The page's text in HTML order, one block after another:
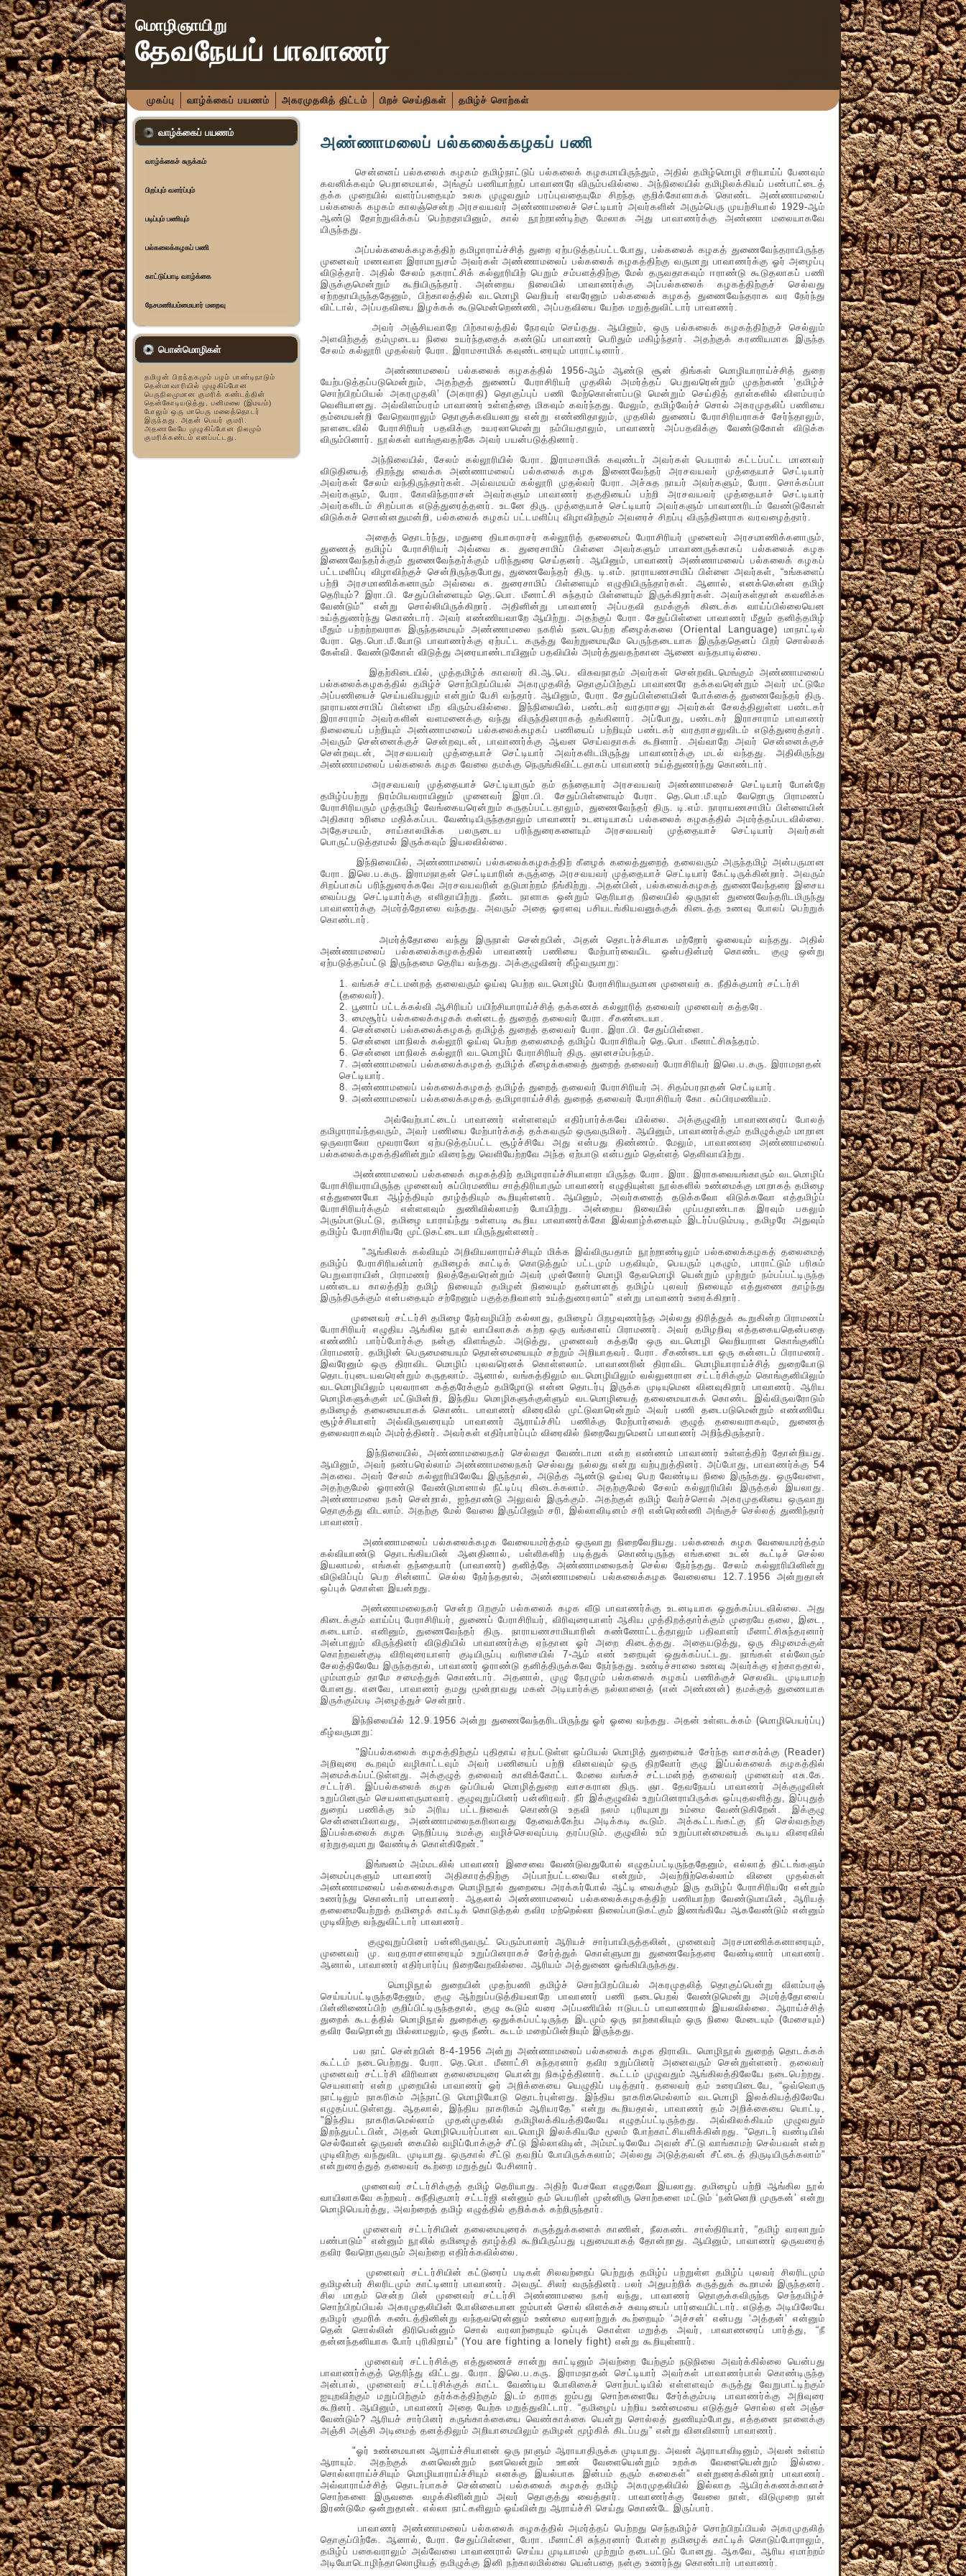
மொழிஞாயிறு
தேவநேயப் பாவாணர்
முகப்பு வாழ்க்கைப் பயணம் அகரமுதலித் திட்டம் பிறச் செய்திகள் தமிழ்ச் சொற்கள்
வாழ்க்கைப் பயணம்
வாழ்க்கைச் சுருக்கம்
பிறப்பும் வளர்ப்பும்
படிப்பும் பணியும்
பல்கலைக்கழகப் பணி
காட்டுப்பாடி வாழ்க்கை
நேசமணியம்மையார் மறைவு
பொன்மொழிகள்
தமிழன் பிறந்தகமும் பழம் பாண்டிநாடும்
தென்மாவாரியில் முழுகிப்போன
பெருநிலமுமான குமரிக் கண்டத்தின்
தென்கோடியடுத்து, பனிமலை (இமயம்)
போலும் ஒரு மாபெரு மலைத்தொடர்
இருந்தது. அதன் பெயர் குமரி.
அதனாலேயே முழுகிப்போன நிலமும்
குமரிக்கண்டம் எனப்பட்டது.
அண்ணாமலைப் பல்கலைக்கழகப் பணி
சென்னைப் பல்கலைக் கழகம் தமிழ்நாட்டுப் பல்கலைக் கழகமாயிருந்தும், அதில் தமிழ்மொழி சரியாய்ப் பேணவும்
கவனிக்கவும் பெறாமையால், அங்குப் பணியாற்றப் பாவாணரே விரும்பவில்லை. அந்நிலையில் தமிழிலக்கியப் பண்பாட்டைத்
தக்க முறையில் வளர்ப்பதையும் உலக முழுவதும் பரப்புவதையுமே சிறந்த குறிக்கோளாகக் கொண்ட அண்ணாமலைப்
பல்கலைக் கழகம் காலஞ்சென்ற அரசவயவர் அண்ணாமலைச் செட்டியார் அவர்களின் அரும்பெரு முயற்சியால் 1929-ஆம்
ஆண்டு தோற்றுவிக்கப் பெற்றதாயினும், கால் நூற்றாண்டிற்கு மேலாக அது பாவாணர்க்கு அண்ணா மலையாகவே
யிருந்தது.
அப்பல்கலைக்கழகத்திற் தமிழாராய்ச்சித் துறை ஏற்படுத்தப்பட்டபோது, பல்கலைக் கழகத் துணைவேந்தராயிருந்த
முனைவர் மணவாள இராமாநுசம் அவர்கள் அண்ணாமலைப் பல்கலைக் கழகத்திற்கு வருமாறு பாவாணர்க்கு ஓர் அழைப்பு
விடுத்தார். அதில் சேலம் நகராட்சிக் கல்லூரியிற் பெறும் சம்பளத்திற்கு மேல் தருவதாகவும் ஈராண்டு கூடுதலாகப் பணி
இருக்குமென்றும் கூறியிருந்தார். அன்றைய நிலையில் பாவாணர்க்கு அப்பல்கலைக் கழகத்திற்குச் செல்வது
ஏற்றதாயிருந்ததேனும், பிற்காலத்தில் வடமொழி வெறியர் எவரேனும் பல்கலைக் கழகத் துணைவேந்தராக வர நேர்ந்து
விட்டால், அப்பதவியை இழக்கக் கூடுமென்றெண்ணி, அப்பதவியை யேற்க மறுத்துவிட்டார் பாவாணர்.
அவர் அஞ்சியவாறே பிற்காலத்தில் நேரவும் செய்தது. ஆயினும், ஒரு பல்கலைக் கழகத்திற்குச் செல்லும்
அளவிற்குத் தம்முடைய நிலை உயர்ந்ததைக் கண்டுப் பாவாணர் பெரிதும் மகிழ்ந்தார். அதற்குக் கரணியமாக இருந்த
சேலம் கல்லூரி முதல்வர் பேரா. இராமசாமிக் கவுண்டரையும் பாராட்டினார்.
அண்ணாமலைப் பல்கலைக் கழகத்தில் 1956-ஆம் ஆண்டு சூன் திங்கள் மொழியாராய்ச்சித் துறை
யேற்படுத்தப்படுமென்றும், அதற்குத் துணைப் பேராசிரியர் முதலில் அமர்த்தப் பெறுவரென்றும் முதற்கண் ‘தமிழ்ச்
சொற்பிறப்பியல் அகரமுதலி’ (அகராதி) தொகுப்புப் பணி மேற்கொள்ளப்படு மென்றும் செய்தித் தாள்களில் விளம்பரம்
வெளியானது. அவ்விளம்பரம் பாவாணர் உள்ளத்தை மிகவும் கவர்ந்தது. மேலும், தமிழ்வேர்ச் சொல் அகரமுதலிப் பணியை
தம்மையன்றி வேறெவராலும் தொகுக்கவியலாது என்று எண்ணிதாலும், முதலில் துணைப் பேராசிரியராகச் சேர்ந்தாலும்,
நாளடைவில் பேராசிரியர் பதவிக்கு உயரலாமென்று நம்பியதாலும், பாவாணர் அப்பதவிக்கு வேண்டுகோள் விடுக்க
விரும்பினார். நூல்கள் வாங்குவதற்கே அவர் பயன்படுத்தினார்.
அந்நிலையில், சேலம் கல்லூரியில் பேரா. இராமசாமிக் கவுண்டர் அவர்கள் பெயரால் கட்டப்பட்ட மாணவர்
விடுதியைத் திறந்து வைக்க அண்ணாமலைப் பல்கலைக் கழக இணைவேந்தர் அரசவயவர் முத்தையாச் செட்டியார்
அவர்கள் சேலம் வந்திருந்தார்கள். அவ்வமயம் கல்லூரி முதல்வர் பேரா. அச்சுத நாயர் அவர்களும், பேரா. சொக்கப்பா
அவர்களும், பேரா. கோவிந்தராசன் அவர்களும் பாவாணர் தகுதியைப் பற்றி அரசவயவர் முத்தையாச் செட்டியார்
அவர்களிடம் சிறப்பாக எடுத்துரைத்தனர். உடனே திரு. முத்தையாச் செட்டியார் அவர்களும் பாவாணரிடம் வேண்டுகோள்
விடுக்கச் சொன்னதுமன்றி, பல்கலைக் கழகப் பட்டமளிப்பு விழாவிற்கும் அவரைச் சிறப்பு விருந்தினராக வரவழைத்தார்.
அதைத் தொடர்ந்து, மதுரை தியாகராசர் கல்லூரித் தலைமைப் பேராசிரியர் முனைவர் அரசமாணிக்கனாரும்,
துணைத் தமிழ்ப் பேராசிரியர் அவ்வை சு. துரைசாமிப் பிள்ளை அவர்களும் பாவாணருக்காகப் பல்கலைக் கழக
இணைவேந்தர்க்கும் துணைவேந்தர்க்கும் பரிந்துரை செய்தனர். ஆயினும், பாவாணர் அண்ணாமலைப் பல்கலைக் கழகப்
பட்டமளிப்பு விழாவிற்குச் சென்றிருந்தபோது, துணைவேந்தர் திரு. டி.எம். நாராயணசாமிப் பிள்ளை அவர்கள், “உங்களைப்
பற்றி அரசமாணிக்கனாரும் அவ்வை சு. துரைசாமிப் பிள்ளையும் எழுதியிருந்தார்கள். ஆனால், எனக்கென்ன தமிழ்
தெரியும்? இரா.பி. சேதுப்பிள்ளையும் தெ.பொ. மீனாட்சி சுந்தரம் பிள்ளையும் இருக்கிறார்கள். அவர்கள்தான் கவனிக்க
வேண்டும்" என்று சொல்லியிருக்கிறார். அதினின்று பாவாணர் அப்பதவி தமக்குக் கிடைக்க வாய்ப்பில்லையென
உய்த்துணர்ந்து கொண்டார். அவர் எண்ணியவாறே ஆயிற்று. அதற்குப் பேரா. சேதுப்பிள்ளை பாவாணர் மீதும் தனித்தமிழ்
மீதும் பற்றற்றவராக இருந்தமையும் அண்ணாமலை நகரில் நடைபெற்ற கீழைக்கலை (Oriental Language) மாநாட்டில்
பேரா. தெ.பொ.மீ.யோடு பாவாணர்க்கு ஏற்பட்ட கருத்து வேற்றுமையுமே பெருந்தடையாக இருந்ததெனப் பிறர் சொல்லக்
கேள்வி. வேண்டுகோள் விடுத்து அரையாண்டாயினும் பதவியில் அமர்த்துவதற்கான ஆணை வந்தபாடில்லை.
இதற்கிடையில், முத்தமிழ்க் காவலர் கி.ஆ.பெ. விசுவநாதம் அவர்கள் சென்றவிடமெங்கும் அண்ணாமலைப்
பல்கலைக்கழகத்தில் தமிழ்ச் சொற்பிறப்பியல் அகரமுதலித் தொகுப்பிற்குப் பாவாணரே தக்கவரென்றும் அவர் மட்டுமே
அப்பணியைச் செய்யவியலும் என்றும் பேசி வந்தார். ஆயினும், பேரா. சேதுப்பிள்ளையின் போக்கைத் துணைவேந்தர் திரு.
நாராயணசாமிப் பிள்ளை மீற விரும்பவில்லை. இந்நிலையில், பண்டகர் வரதராசலு அவர்கள் சேலத்திலுள்ள பண்டகர்
இராசாராம் அவர்களின் வளமனைக்கு வந்து விருந்தினராகத் தங்கினார். அப்போது, பண்டகர் இராசாராம் பாவாணர்
நிலையைப் பற்றியும் அண்ணாமலைப் பல்கலைக்கழகப் பணியைப் பற்றியும் பண்டகர் வரதராசலுவிடம் எடுத்துரைத்தார்.
அவரும் சென்னைக்குச் சென்றவுடன், பாவாணர்க்கு ஆவன செய்வதாகக் கூறினார். அவ்வாறே அவர் சென்னைக்குச்
சென்றவுடன், அரசவயவர் முத்தையாச் செட்டியார் அவர்களிடமிருந்து பாவாணர்க்கு மடல் வந்தது. அதிலிருந்து
அண்ணாமலைப் பல்கலைக் கழக வேலை தமக்கு நெருங்கிவிட்டதாகப் பாவாணர் உய்த்துணர்ந்து கொண்டார்.
அரசவயவர் முத்தையாச் செட்டியாரும் தம் தந்தையார் அரசவயவர் அண்ணாமலைச் செட்டியார் போன்றே
தமிழ்ப்பற்று நிரம்பியவராயினும் முனைவர் இரா.பி. சேதுப்பிள்ளையும் பேரா. தெ.பொ.மீ.யும் வேறொரு பிராமணப்
பேராசிரியரும் முத்தமிழ் வேங்கையரென்றும் கருதப்பட்டதாலும், துணைவேந்தர் திரு. டி.எம். நாராயணசாமிப் பிள்ளையின்
அதிகார உரிமை மதிக்கப்பட வேண்டியிருந்ததாலும் பாவாணர் உடனடியாகப் பல்கலைக் கழகத்தில் அமர்த்தப்படவில்லை.
அதேசமயம், சாய்காலமிக்க பலருடைய பரிந்துரைகளையும் அரசவயவர் முத்தையாச் செட்டியார் அவர்கள்
பொருட்படுத்தாமல் இருக்கவும் இயலவில்லை.
இந்நிலையில், அண்ணாமலைப் பல்கலைக்கழகத்திற் கீழைக் கலைத்துறைத் தலைவரும் அருந்தமிழ் அன்பருமான
பேரா. இலெ.ப.கரு. இராமநாதன் செட்டியாரின் கருத்தை அரசவயவர் முத்தையாச் செட்டியார் கேட்டிருக்கின்றார். அவரும்
சிறப்பாகப் பரிந்துரைக்கவே அரசவயவரின் தடுமாற்றம் நீங்கிற்று. அதன்பின், பல்கலைக்கழகத் துணைவேந்தரை இசைய
வைப்பது செட்டியார்க்கு எளிதாயிற்று. நீண்ட நாளாக ஒன்றும் தெரியாத நிலையில் ஒருநாள் துணைவேந்தரிடமிருந்து
பாவாணர்க்கு அமர்த்தோலை வந்தது. அவரும் அதை ஓரளவு பசியடங்கியவனுக்குக் கிடைத்த உணவு போலப் பெற்றுக்
கொண்டார்.
அமர்த்தோலை வந்து இருநாள் சென்றபின், அதன் தொடர்ச்சியாக மற்றோர் ஓலையும் வந்தது. அதில்
அண்ணாமலைப் பல்கலைக்கழகத்தில் பாவாணர் பணியை மேற்பார்வையிட ஒன்பதின்மர் கொண்ட குழு ஒன்று
ஏற்படுத்தப்பட்டு இருந்தமை தெரிய வந்தது. அக்குழுவினர் கீழ்வருமாறு:
1. வங்கச் சட்டமன்றத் தலைவரும் ஓய்வு பெற்ற வடமொழிப் பேராசிரியருமான முனைவர் சு. நீதிக்குமார் சட்டர்சி
(தலைவர்).
2. பூனாப் பட்டக்கல்வி ஆசிரியப் பயிற்சியாராய்ச்சித் தக்கணக் கல்லூரித் தலைவர் முனைவர் கத்தரே.
3. மைசூர்ப் பல்கலைக்கழகக் கன்னடத் துறைத் தலைவர் பேரா. சீகண்டையா.
4. சென்னைப் பல்கலைக்கழகத் தமிழ்த் துறைத் தலைவர் பேரா. இரா.பி. சேதுப்பிள்ளை.
5. சென்னை மாநிலக் கல்லூரி ஓய்வு பெற்ற தலைமைத் தமிழ்ப் பேராசிரியர் தெ.பொ. மீனாட்சிசுந்தரம்.
6. சென்னை மாநிலக் கல்லூரி வடமொழிப் பேராசிரியர் திரு. ஞானசம்பந்தம்.
7. அண்ணாமலைப் பல்கலைக்கழகத் தமிழ்க் கீழைக்கலைத் துறைத் தலைவர் பேராசிரியர் இலெ.ப.கரு. இராமநாதன்
செட்டியார்.
8. அண்ணாமலைப் பல்கலைக்கழகத் தமிழ்த் துறைத் தலைவர் பேராசிரியர் அ. சிதம்பரநாதன் செட்டியார்.
9. அண்ணாமலைப் பல்கலைக்கழகத் தமிழாராய்ச்சித் துறைத் தலைவர் பேராசிரியர் கோ. சுப்பிரமணியம்.
அவ்வேற்பாட்டைப் பாவாணர் எள்ளளவும் எதிர்பார்க்கவே யில்லை. அக்குழுவிற் பாவாணரைப் போலத்
தமிழாராய்ந்தவரும், அவர் பணியை மேற்பார்க்கத் தக்கவரும் ஒருவருமிலர். ஆயினும், பாவாணர்க்கும் தமிழுக்கும் மாறான
ஒருவராலோ மூவராலோ ஏற்படுத்தப்பட்ட சூழ்ச்சியே அது என்பது திண்ணம். மேலும், பாவாணரை அண்ணாமலைப்
பல்கலைக்கழகத்தினின்றும் விரைந்து வெளியேற்றவே அந்த ஏற்பாடு என்பதும் தெள்ளத் தெளிவாயிற்று.
அண்ணாமலைப் பல்கலைக் கழகத்திற் தமிழாராய்ச்சியாளரா யிருந்த பேரா. இரா. இராகவையங்காரும் வடமொழிப்
பேராசிரியராயிருந்த முனைவர் சுப்பிரமணிய சாத்திரியாரும் பாவாணர் எழுதியுள்ள நூல்களில் உண்மைக்கு மாறாகத் தமிழை
எத்துணையோ ஆழ்த்தியும் தாழ்த்தியும் கூறியுள்ளனர். ஆயினும், அவர்களைத் தடுக்கவோ விடுக்கவோ எத்தமிழ்ப்
பேராசிரியர்க்கும் எள்ளளவும் துணிவில்லாமற் போயிற்று. அன்றைய நிலையில் முப்பதாண்டாக இரவும் பகலும்
அரும்பாடுபட்டு, தமிழை யாராய்ந்து உள்ளபடி கூறிய பாவாணர்க்கோ இல்வாழ்க்கையும் இடர்ப்படும்படி, தமிழரே அதுவும்
தமிழ்ப் பேராசிரியரே முட்டுகட்டையா யிருந்துள்ளனர்.
"ஆங்கிலக் கல்வியும் அறிவியலாராய்ச்சியும் மிக்க இவ்விருபதாம் நூற்றாண்டிலும் பல்கலைக்கழகத் தலைமைத்
தமிழ்ப் பேராசிரியன்மார் தமிழைக் காட்டிக் கொடுத்தும் பட்டமும் பதவியும், பெயரும் புகழும், பாராட்டும் பரிசும்
பெறுவாராயின், பிராமணர் நிலத்தேவரென்றும் அவர் முன்னோர் மொழி தேவமொழி யென்றும் முற்றும் நம்பப்பட்டிருந்த
பண்டைய காலத்திற் தமிழ் நிலையும் தமிழன் நிலையும் தன்மானத் தமிழ்ப் புலவர் நிலையும் எத்துணை தாழ்ந்து
இருந்திருக்கும் என்பதையும் சற்றேனும் பகுத்தறிவாளர் உய்த்துணரலாம்" என்று பாவாணர் உரைக்கிறார்.
முனைவர் சட்டர்சி தமிழை நேர்வழியிற் கல்லாது, தமிழைப் பிறழவுணர்ந்த அல்லது திரித்துக் கூறுகின்ற பிராமணப்
பேராசிரியர் எழுதிய ஆங்கில நூல் வாயிலாகக் கற்ற ஒரு வங்காளப் பிராமணர். அவர் தமிழறிவு எத்தகையதென்பதை
எண்ணிப் பார்ப்போர்க்கு நன்கு விளங்கும். அடுத்து, முனைவர் கத்தரே ஒரு வடமொழி வெறியரான கொங்குனிப்
பிராமணர். தமிழின் பெருமையையும் தொன்மையையும் சற்றும் அறியாதவர். பேரா. சீகண்டையா ஒரு கன்னடப் பிராமணர்.
இவரேனும் ஒரு திராவிட மொழிப் புலவரெனக் கொள்ளலாம். பாவாணரின் திராவிட மொழியாராய்ச்சித் துறையோடு
தொடர்புடையவரென்றும் கருதலாம். ஆனால், வங்கத்திலும் வடமொழியிலும் வல்லுனரான சட்டர்சிக்கும் கொங்குனியிலும்
வடமொழியிலும் புலவரான கத்தரேக்கும் தமிழோடு என்ன தொடர்பு இருக்க முடியுமென வினவுகிறார் பாவாணர். ஆரிய
மொழிகளுக்குள் மட்டுமின்றி, இந்திய மொழிகளுக்குள்ளும் வடமொழியைத் தலைமையாகக் கொண்ட இவ்விருவரோடும்
தமிழைத் தலைமையாகக் கொண்ட பாவாணர் விரைவில் முட்டுவாரென்றும் அவர் பணி தடைபடுமென்றும் எண்ணியே
சூழ்ச்சியாளர் அவ்விருவரையும் பாவாணர் ஆராய்ச்சிப் பணிக்கு மேற்பார்வைக் குழுத் தலைவராகவும், துணைத்
தலைவராகவும் அமர்த்தினர். அவர்கள் எதிர்பார்ப்பும் விரைவில் நிறைவேறுமெனப் பாவாணர் அறிந்திருந்தார்.
இந்நிலையில், அண்ணாமலைநகர் செல்வதா வேண்டாமா என்ற எண்ணம் பாவாணர் உள்ளத்திற் தோன்றியது.
ஆயினும், அவர் நண்பரெல்லாம் அண்ணாமலைநகர் செல்வது நல்லது என்று வற்புறுத்தினர். அப்போது, பாவாணர்க்கு 54
அகவை. அவர் சேலம் கல்லூரியிலேயே இருந்தால், அடுத்த ஆண்டு ஓய்வு பெற வேண்டிய நிலை இருந்தது. ஒருவேளை,
அதற்குமேல் ஓராண்டு வேண்டுமானால் நீட்டிப்பு கிடைக்கலாம். அதற்குமேல் சேலம் கல்லூரியில் இருத்தல் இயலாது.
அண்ணாமலை நகர் சென்றால், ஐந்தாண்டு அலுவல் இருக்கும். அதற்குள் தமிழ் வேர்ச்சொல் அகரமுதலியை ஒருவாறு
தொகுத்து விடலாம். அதற்கு மேல் வேலை இருப்பினும் சரி, இல்லாவிடினம் சரி என்ரெண்ணி அங்குச் செல்லத் துணிந்தார்
பாவாணர்.
அண்ணாமலைப் பல்கலைக்கழக வேலையமர்த்தம் ஒருவாறு நிறைவேறியது. பல்கலைக் கழக வேலையமர்த்தம்
கல்வியாண்டு தொடங்கியபின் ஆனதினால், பள்ளிகளிற் படித்துக் கொண்டிருந்த எங்களை உடன் கூட்டிச் செல்ல
இயலாமல், எங்கள் தந்தையார் (பாவாணர்) தனித்தே அண்ணாமலைநகர் செல்ல நேர்ந்தது. சேலம் கல்லூரியினின்று
விடுவிப்புப் பெற சின்னாட் செல்ல நேர்ந்ததால், அண்ணாமலைப் பல்கலைக்கழக வேலையை 12.7.1956 அன்றுதான்
ஒப்புக் கொள்ள இயன்றது.
அண்ணாமலைநகர் சென்ற பிறகும் பல்கலைக் கழக வீடு பாவாணர்க்கு உடனடியாக ஒதுக்கப்படவில்லை. அது
கிடைக்கும் வாய்ப்பு பேராசிரியர், துணைப் பேராசிரியர், விரிவுரையாளர் ஆகிய முத்திறத்தார்க்கும் முறையே தலை, இடை,
கடையாம். எனினும், துணைவேந்தர் திரு. நாராயணசாமியாரின் கண்ணோட்டத்தாலும் பதிவாளர் மீனாட்சிசுந்தரனார்
அன்பாலும் விருந்தினர் விடுதியில் பாவாணர்க்கு ஏந்தான ஓர் அறை கிடைத்தது. அதையடுத்து, ஒரு கிழமைக்குள்
கொற்றவன்குடி விரிவுரையாளர் குடியிருப்பு வரிசையில் 7-ஆம் எண் உறையுள் ஒதுக்கப்பட்டது. நாங்கள் எல்லோரும்
சேலத்திலேயே இருந்ததால், பாவாணர் ஓராண்டு தனித்திருக்கவே நேர்ந்தது. உண்டிச்சாலை உணவு அவர்க்கு ஏற்காததால்,
மும்மாதம் தாமே சமைத்துக் கொண்டார். அதனால், முழு நேரமும் பல்கலைக் கழகப் பணிக்குச் செலவிட முடியாமற்
போனது. எனவே, பாவாணர் தமது மூன்றாவது மகன் அடியார்க்கு நல்லானைத் (என் அண்ணன்) தமக்குத் துணையாக
இருக்கும்படி அழைத்துச் சென்றார்.
இந்நிலையில் 12.9.1956 அன்று துணைவேந்தரிடமிருந்து ஓர் ஓலை வந்தது. அதன் உள்ளடக்கம் (மொழிபெயர்ப்பு)
கீழ்வருமாறு:
"இப்பல்கலைக் கழகத்திற்குப் புதிதாய் ஏற்பட்டுள்ள ஒப்பியல் மொழித் துறையைச் சேர்ந்த வாசகர்க்கு (Reader)
அறிவுரை கூறவும் வழிகாட்டவும் அவர் பணியைப் பற்றி வினவவும் ஒரு திறவோர் குழு இப்பல்கலைக் கழகத்தில்
அமைக்கப்பட்டுள்ளது. அக்குழுத் தலைவர் காளிக்கோட்ட மேலை வங்கச் சட்டமன்றத் தலைவர் முனைவர் எசு.கே.
சட்டர்சி. இப்பல்கலைக் கழக ஒப்பியல் மொழித்துறை வாசகரான திரு. ஞா. தேவநேயப் பாவாணர் அக்குழுவின்
உறுப்பினரும் செயலாளருமாவார். குழுவுறுப்பினர் பன்னிரவர். நீர் இக்குழுவில் உறுப்பினராயிருக்க ஒப்புதலளித்து, இப்புதுத்
துறைப் பணிக்கு உம் அரிய பட்டறிவைக் கொண்டு உதவி நலம் புரியுமாறு உம்மை வேண்டுகிறேன். இக்குழு
சென்னையிலாவது, அண்ணாமலைநகரிலாவது தேவைக்கேற்ப அடிக்கடி கூடும். அக்கூட்டங்கட்கு நீர் செல்வதற்கு
இப்பல்கலைக் கழக நெறிப்படி உமக்கு வழிச்செலவுப்படி தரப்படும். குழுவில் உம் உறுப்பான்மையைக் கூடிய விரைவில்
ஏற்றுதவுமாறு வேண்டிக் கொள்கிறேன்."
இங்ஙனம் அம்மடலில் பாவாணர் இசைவை வேண்டுவதுபோல் எழுதப்பட்டிருந்ததேனும், எல்லாத் திட்டங்களும்
அமைப்புகளும் பாவாணர் அதிகாரத்திற்கு அப்பாற்பட்டவையே என்றும், அவற்றிற்கெல்லாம் வினை முதல்கள்
அண்ணாமலைப் பல்கலைக்கழக மொழிநூல் துறையை அரக்கர்போல் ஆட்டி வைக்கும் இரு தமிழ்ப் பேராசிரியரே என்றும்
உணர்ந்து கொண்டார் பாவாணர். ஆதலால் அண்ணாமலைப் பல்கலைக்கழகத்திற் பணியாற்ற வேண்டுமாயின், ஆரியத்
தலைமையேற்றுத் தமிழைக் காட்டிக் கொடுத்தல் தவிர மற்றெல்லா நிலைப்பாடுகட்கும் இணங்கியே ஆகவேண்டும் என்னும்
முடிவிற்கு வந்துவிட்டார் பாவாணர்.
குழுவுறுப்பினர் பன்னிருவருட் பெரும்பாலார் ஆரியச் சார்பாயிருத்தலின், முனைவர் அரசமாணிக்கனாரையும்,
முனைவர் மு. வரதராசனாரையும் உறுப்பினராகச் சேர்த்துக் கொள்ளுமாறு துணைவேந்தரை வேண்டினார் பாவாணர்.
ஆனால், பாவாணர் எதிர்பார்ப்பு நிறைவேறவில்லை. ஆரியம் அத்துணை ஓங்கியிருந்தது.
மொழிநூல் துறையின் முதற்பணி தமிழ்ச் சொற்பிறப்பியல் அகரமுதலித் தொகுப்பென்று விளம்பரஞ்
செய்யப்பட்டிருந்ததேனும், குழு ஆற்றுப்படுத்தியவாறே பாவாணர் பணி நடைபெறல் வேண்டுமென்று அமர்த்தோலைப்
பின்னிணைப்பிற் குறிப்பிட்டிருந்ததால், குழு கூடும் வரை அப்பணியில் ஈடுபடப் பாவாணரால் இயலவில்லை. ஆராய்ச்சித்
துறைக் கூடத்தில் மொழிநூல் துறைக்கு ஒதுக்கப்பட்டிருந்த இடமும் ஒரு நாற்காலியும் ஒரு நிலை மேடையும் (மேசையும்)
தவிர வேறொன்று மில்லாமலும், ஒரு நீண்ட கூடம் மறைப்பின்றியும் இருந்தது.
பல நாட் சென்றபின் 8-4-1956 அன்று அண்ணாமலைப் பல்கலைக் கழக திராவிட மொழிநூல் துறைத் தொடக்கக்
கூட்டம் நடைபெற்றது. பேரா. தெ.பொ. மீனாட்சி சுந்தரனார் தவிர உறுப்பினர் அனைவரும் சென்றுள்ளனர். தலைவர்
முனைவர் சட்டர்சி விரிவான தலைமையுரை யொன்று நிகழ்த்தினார். கூட்டம் முழுவதும் ஆங்கிலத்திலேயே நடைபெற்றது.
செயலாளர் என்ற முறையில் பாவாணர் ஓர் அறிக்கையை யெழுதிப் படித்தார். தலைவர் தம் உரையிடையே, “ஒவ்வொரு
நாட்டிலும் நாகரிகம் அந்நாட்டு மொழியோடு தொடர்புள்ளது. இந்திய நாகரிகமெல்லாம் வடமொழி இலக்கியத்திலேயே
எழுதப்பட்டுள்ளது. ஆதலால், இந்திய நாகரிகம் ஆரியரதே” என்று கூறியதால், பாவாணர் தம் அறிக்கையை யொட்டி,
"இந்திய நாகரிகமெல்லாம் முதன்முதலில் தமிழிலக்கியத்திலேயே எழுதப்பட்டிருந்தது. அவ்விலக்கியம் முழுவதும்
இறந்துபட்டபின், அதன் மொழிபெயர்ப்பான வடமொழி இலக்கியமே மூலம் போற்காட்சியளிக்கின்றது. “தொடர் வண்டியில்
செல்வோன் ஒருவன் கையில் வழிப்போக்குச் சீட்டு இல்லாவிடின், அம்மட்டிலேயே அவன் சீட்டு வாங்காமற் செல்பவன் என்ற
முடிவிற்கு வந்துவிட முடியாது. ஒருகால் சீட்டு தவறிப் போயிருக்கலாம்; அல்லது அடுத்தவன் சீட்டைத் திருடியிருக்கலாம்”
என்றுரைத்துத் தலைவர் கூற்றை மறுத்துப் பேசினார்.
முனைவர் சட்டர்சிக்குத் தமிழ் தெரியாது. அதிற் பேசவோ எழுதவோ இயலாது. தமிழைப் பற்றி ஆங்கில நூல்
வாயிலாகவே கற்றவர். சுநீதிகுமார் சட்டர்ஜி என்னும் தம் பெயரின் முன்னிரு சொற்களை மட்டும் ‘நன்னெறி முருகன்’ என்று
மொழிபெயர்த்து, அவற்றைத் தமிழ் எழுத்தில் குறிக்கக் கற்றிருந்தார்.
முனைவர் சட்டர்சியின் தலைமையுரைக் கருத்துக்களைக் காணின், நீலகண்ட சாஸ்திரியார், “தமிழ் வரலாறும்
பண்பாடும்” என்னும் நூலில் தமிழைத் தாழ்த்தி கூறியிருப்பது புதுமையாகத் தோன்றாது. ஆயினும், பாவாணர் ஒருவரைத்
தவிர வேறொருவரும் அவற்றை எதிர்க்கவில்லை.
முனைவர் சட்டர்சியின் கட்டுரைப் படிகள் சிலவற்றைப் பெற்றுத் தமிழ்ப் பற்றுள்ள தமிழ்ப் புலவர் சிலரிடமும்
தமிழன்பர் சிலரிடமும் காட்டினார் பாவாணர். அவருட் சிலர் வருந்தினர். பலர் அதுபற்றிக் கருத்துக் கூறாமல் இருந்தனர்.
சில மாதம் சென்ற பின் முனைவர் சட்டர்சி அண்ணாமலை நகர் வந்து, பாவாணர் தொகுக்கவிருந்த செந்தமிழ்ச்
சொற்பிறப்பியல் அகரமுதலியின் போலிகையான ஐம்பான் சொல் விளக்கச் சுவடியைப் பார்வையிட்டார். எடுத்த அடியிலேயே
தமிழர் குமரிக் கண்டத்தினின்று வந்தவரென்னும் உண்மை வரலாற்றுக் கூற்றையும் ‘அச்சன்’ என்பது ‘அத்தன்’ என்னும்
தென் சொல்லின் திரிபென்னும் சொல் வரலாற்றையும் ஒப்புக் கொள்ள மறுத்த அவர், பாவாணரைப் பார்த்து, “நீ
தன்னந்தனியாக போர் புரிகிறாய்” (You are fighting a lonely fight) என்று கூறியுள்ளார்.
முனைவர் சட்டர்சிக்கு எத்துணைச் சான்று காட்டினும் அவற்றை யேற்கும் நடுநிலை அவர்க்கில்லை யென்பது
பாவாணர்க்குத் தெரிந்து விட்டது. பேரா. இலெ.ப.கரு. இராமநாதன் செட்டியார் அவர்கள் பாவாணர்பால் கொண்டிருந்த
அன்பால், முனைவர் சட்டர்சிக்குக் காட்ட வேண்டிய போலிகைச் சொற்பட்டியில் எள்ளளவும் கருத்து வேறுபாட்டிற்கும்
ஐயுறவிற்கும் மறுப்பிற்கும் தர்க்கத்திற்கும் இடம் தராத ஐம்பது சொற்களையே சேர்க்கும்படி பாவாணர்க்கு அறிவுரை
கூறினர். ஆயினும், பாவாணர் அதை யேற்க மறுத்துவிட்டார். “தமிழைப் பற்றிய உண்மையை எடுத்துச் சொல்ல ஏன் அஞ்ச
வேண்டும்? ஆரியச் சார்பினர் கருங்காக்கையை வெண்காக்கை யென்று சொல்லத் துணியும்போது, எத்தனை நாளைக்கு
அஞ்சி அஞ்சி அடிமைத் தனத்திலும் அறியாமையிலும் தமிழன் மூழ்கிக் கிடப்பது” என்று வினவினார் பாவாணர்.
"ஓர் உண்மையான ஆராய்ச்சியாளன் ஒரு நாளும் ஆராயாதிருக்க முடியாது. அவன் ஆராயாவிடினும், அவன் உள்ளம்
ஆராயும். அதற்குக் கனவென்றும் நனவென்றும் ஊண் வேளையென்றும் உறக்க வேளையென்றும் இல்லை.
சொல்லாராய்ச்சியும் மொழியாராய்ச்சியும் எனக்கு இயல்பாக இன்பம் தரும் கலைகள்” என்றுரைக்கின்றார் பாவாணர்.
அவ்வாராய்ச்சித் தொடர்பாகச் சென்னைப் பல்கலைக் கழகத் தமிழ் அகரமுதலியில் இல்லாத ஆயிரக்கணக்கானச்
சொற்களை இருவகை வழக்கினின்றும் அவர் தொகுத்து வைத்தார். பாவாணர்க்கு வேலை நாள், விடுமுறை நாள்
இரண்டுமே ஒன்றுதான். எல்லா நாட்களிலும் ஓய்வின்று ஆராய்ச்சி செய்து கொண்டே இருப்பார்.
பாவாணர் அண்ணாமலைப் பல்கலைக் கழகத்தில் அமர்த்தப் பெற்றது செந்தமிழ்ச் சொற்பிறப்பியல் அகரமுதலித்
தொகுப்பிற்கே. ஆனால், பேரா. சேதுப்பிள்ளை, பேரா. மீனாட்சி சுந்தரனார் போன்ற தமிழைக் காட்டிக் கொடுப்போராலும்,
தமிழ்ப் பகைவராலும் அவ்வேலை பாவாணரால் செய்ய முடியாமல் முற்றும் தடைபட்டுப் போனது. ஆகவே, ஆரிய ஏமாற்றம்
அடியோடொழிந்தாலொழியத் தமிழுக்கு இனி நற்காலமில்லை யென்பதை நன்கு உணர்ந்து கொண்டார் பாவாணர்.